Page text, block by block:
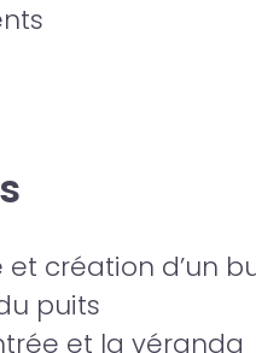
création d’un
puits
et la véranda